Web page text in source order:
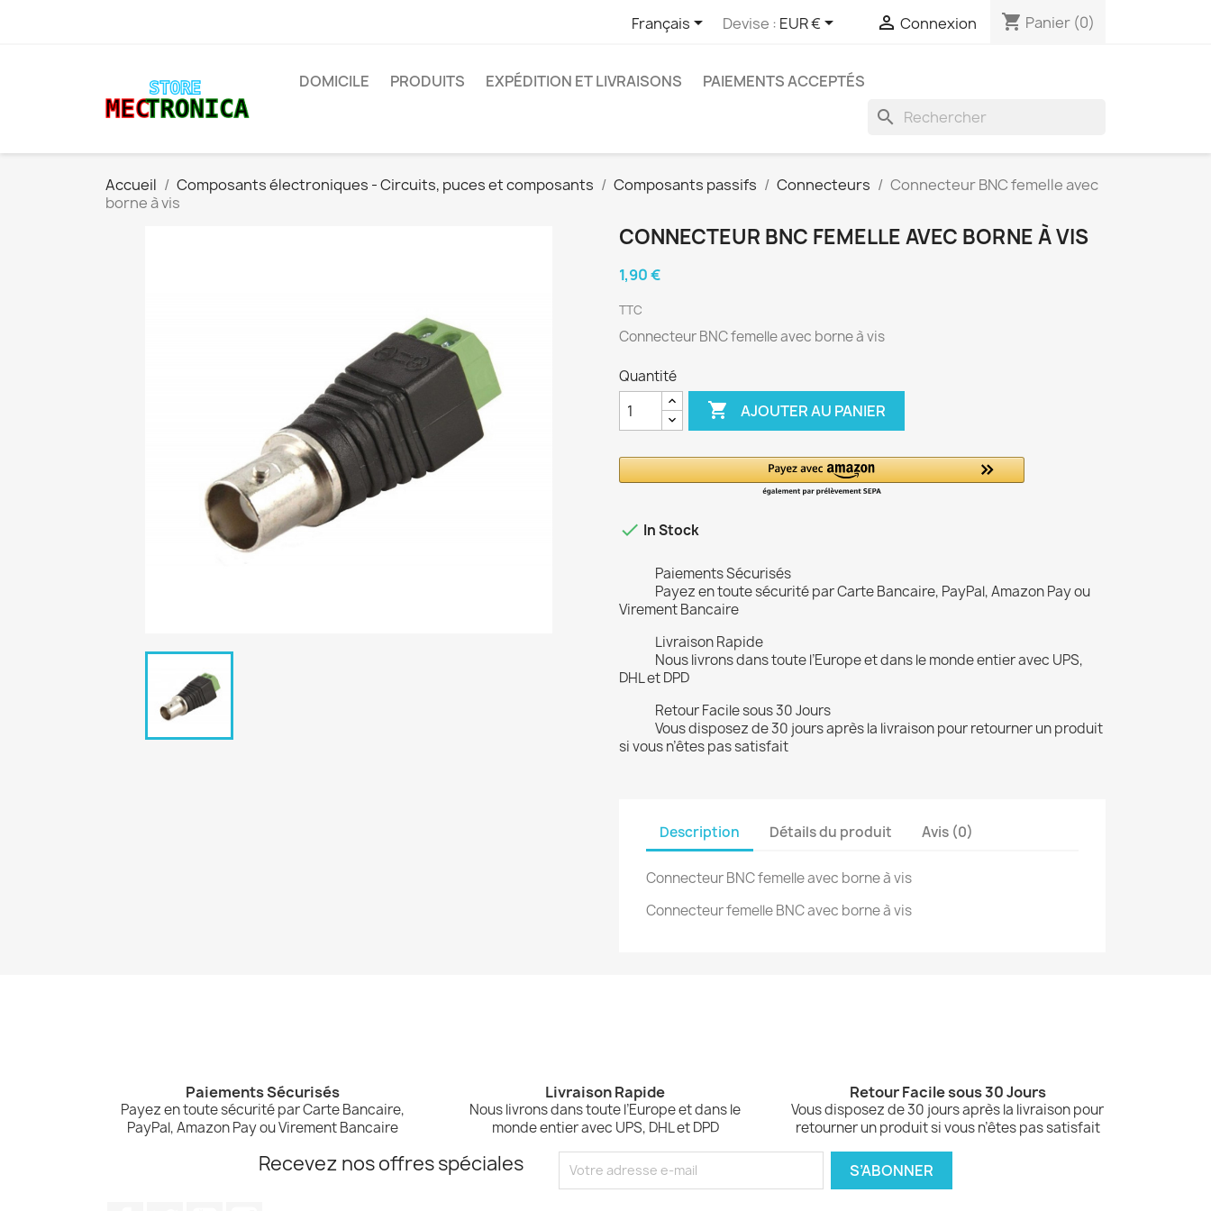
Français Devise : EUR €  Connexion shopping_cart Panier (0)
DOMICILE PRODUITS EXPÉDITION ET LIVRAISONS PAIEMENTS ACCEPTÉS
search
Accueil Composants électroniques - Circuits, puces et composants Composants passifs Connecteurs
Connecteur BNC femelle avec
borne à vis
CONNECTEUR BNC FEMELLE AVEC BORNE À VIS
1,90 €
TTC
Connecteur BNC femelle avec borne à vis
Quantité
 AJOUTER AU PANIER
 In Stock
Paiements Sécurisés
Payez en toute sécurité par Carte Bancaire, PayPal, Amazon Pay ou
Virement Bancaire
Livraison Rapide
Nous livrons dans toute l’Europe et dans le monde entier avec UPS,
DHL et DPD
Retour Facile sous 30 Jours
Vous disposez de 30 jours après la livraison pour retourner un produit
si vous n’êtes pas satisfait
Description Détails du produit Avis (0)
Connecteur BNC femelle avec borne à vis
Connecteur femelle BNC avec borne à vis
Paiements Sécurisés
Payez en toute sécurité par Carte Bancaire,
PayPal, Amazon Pay ou Virement Bancaire
Livraison Rapide
Nous livrons dans toute l’Europe et dans le
monde entier avec UPS, DHL et DPD
Retour Facile sous 30 Jours
Vous disposez de 30 jours après la livraison pour
retourner un produit si vous n’êtes pas satisfait
Recevez nos offres spéciales